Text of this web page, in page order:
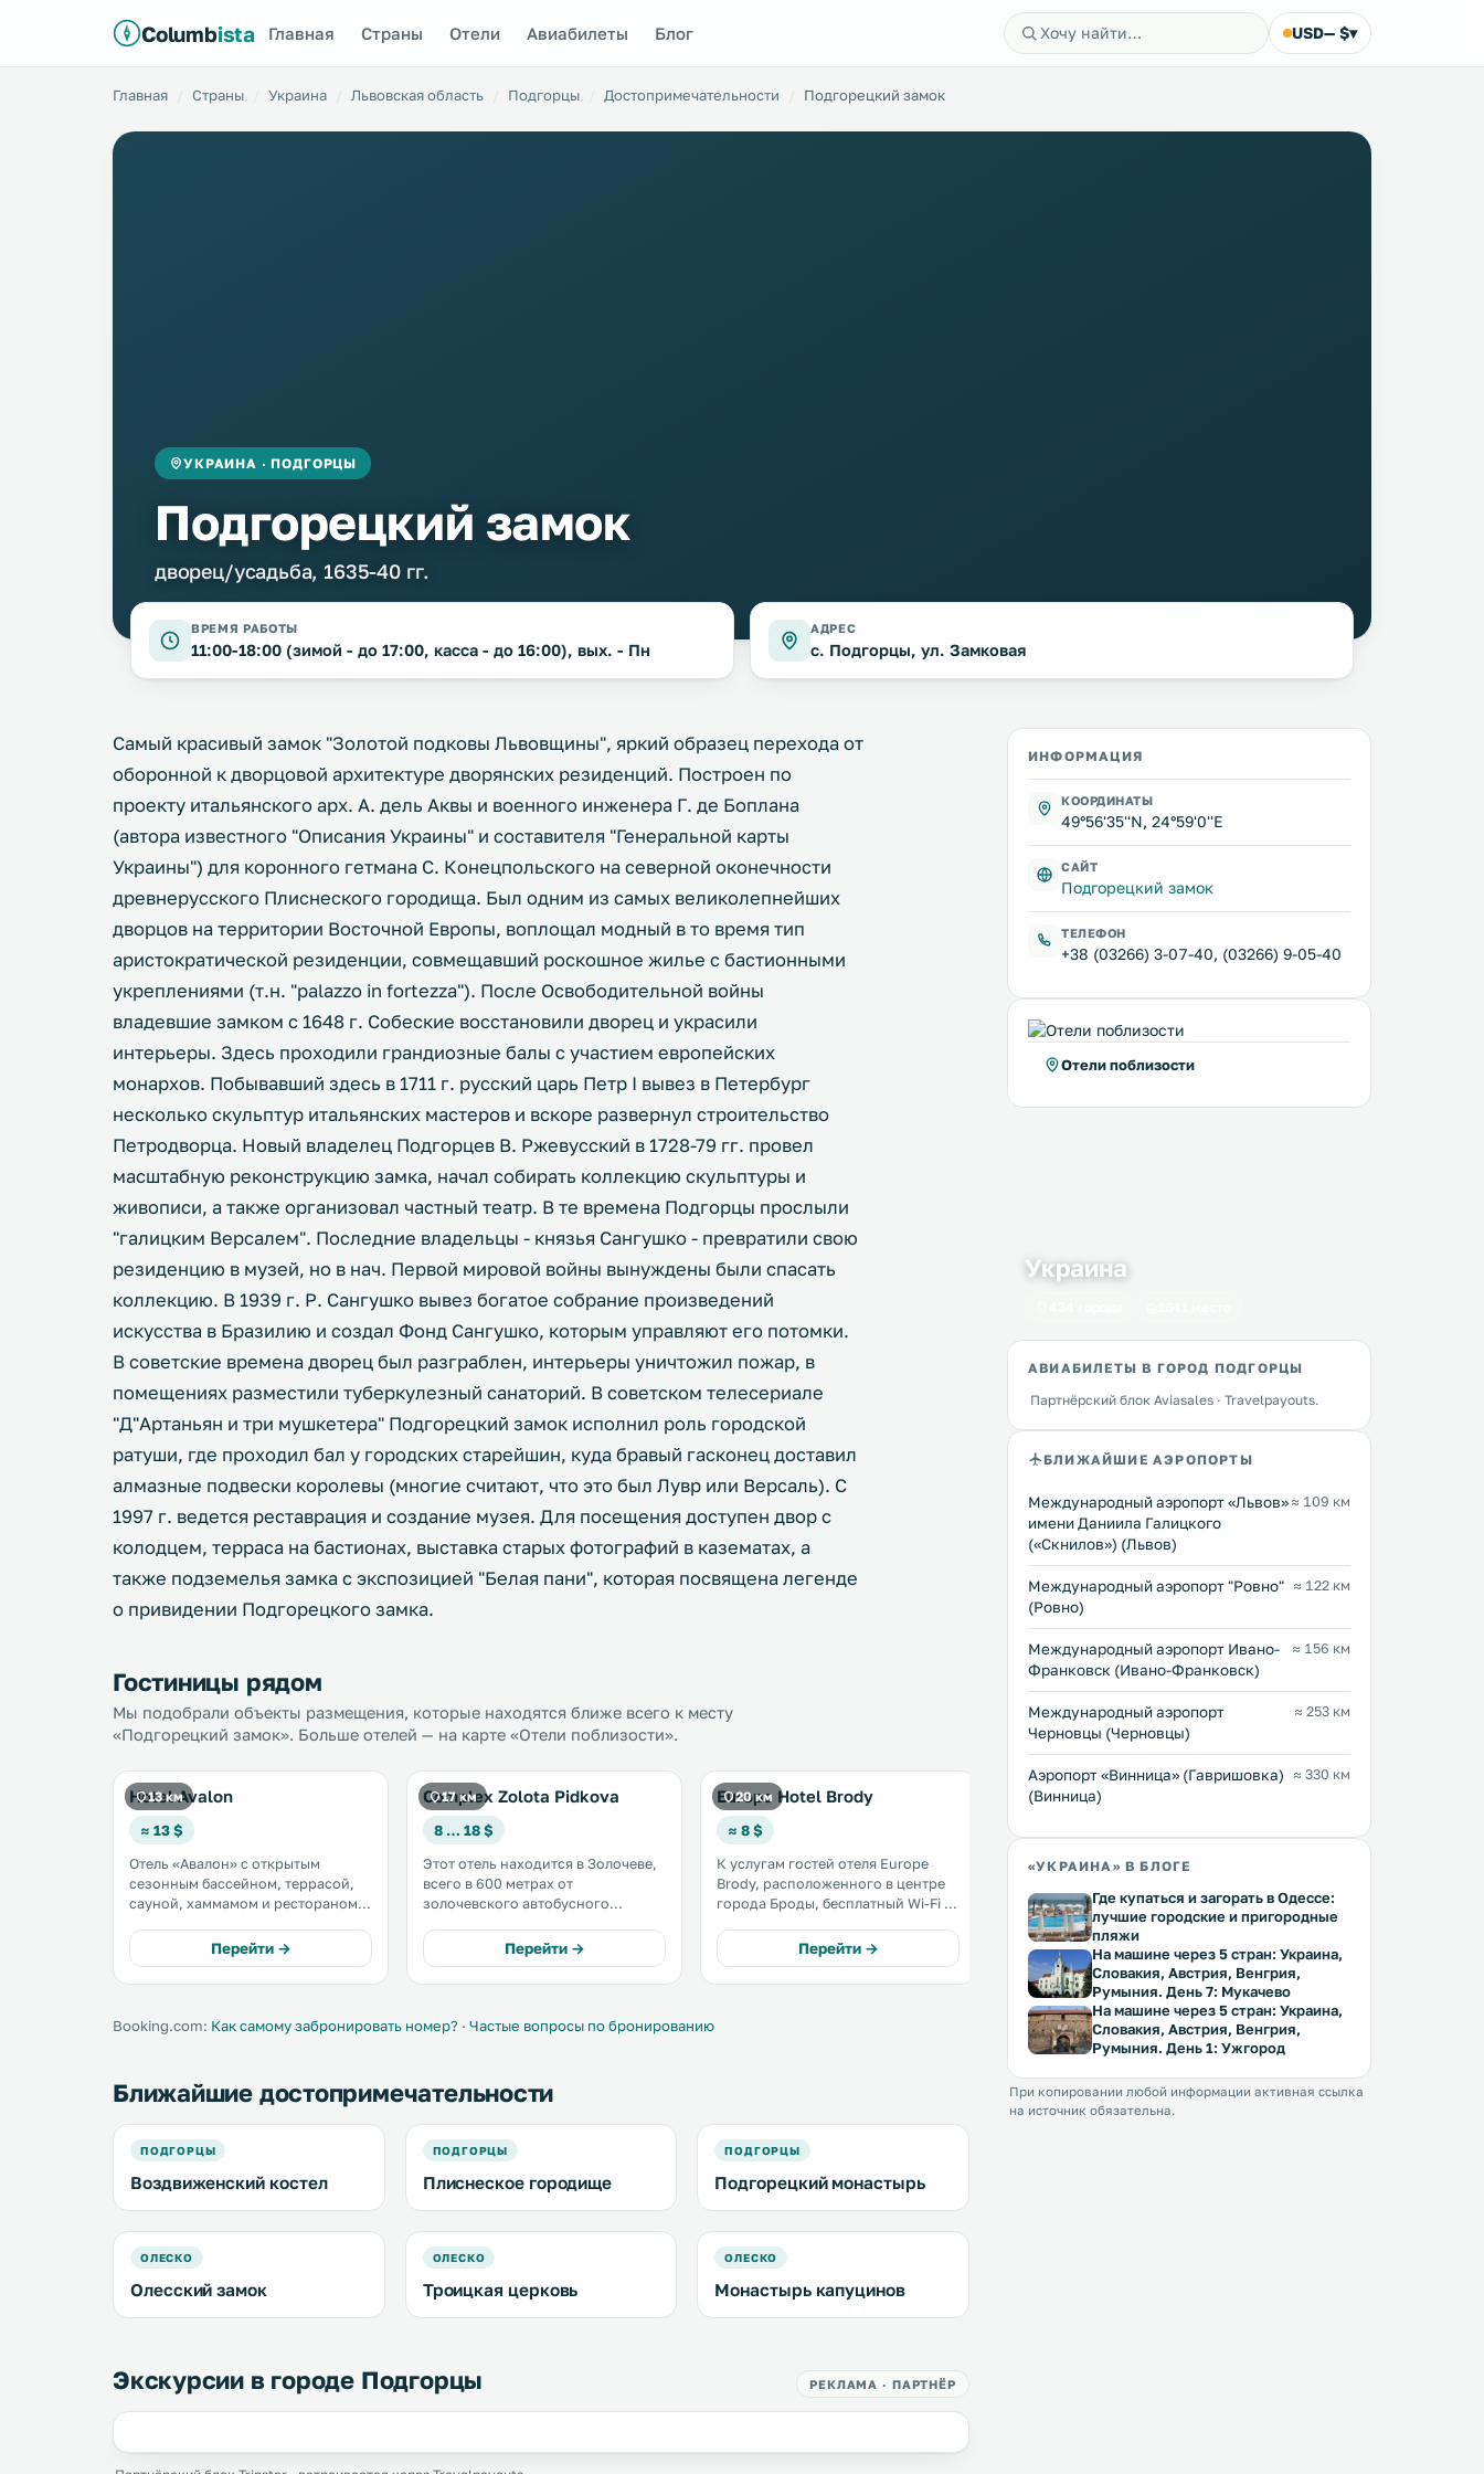
Columbista Главная Страны Отели Авиабилеты Блог USD— $▾
Главная Страны Украина Львовская область Подгорцы Достопримечательности Подгорецкий замок
УКРАИНА · ПОДГОРЦЫ
Подгорецкий замок
дворец/усадьба, 1635-40 гг.
ВРЕМЯ РАБОТЫ
11:00-18:00 (зимой - до 17:00, касса - до 16:00), вых. - Пн
АДРЕС
с. Подгорцы, ул. Замковая
Самый красивый замок "Золотой подковы Львовщины", яркий образец перехода от
оборонной к дворцовой архитектуре дворянских резиденций. Построен по
проекту итальянского арх. А. дель Аквы и военного инженера Г. де Боплана
(автора известного "Описания Украины" и составителя "Генеральной карты
Украины") для коронного гетмана С. Конецпольского на северной оконечности
древнерусского Плиснеского городища. Был одним из самых великолепнейших
дворцов на территории Восточной Европы, воплощал модный в то время тип
аристократической резиденции, совмещавший роскошное жилье с бастионными
укреплениями (т.н. "palazzo in fortezza"). После Освободительной войны
владевшие замком с 1648 г. Собеские восстановили дворец и украсили
интерьеры. Здесь проходили грандиозные балы с участием европейских
монархов. Побывавший здесь в 1711 г. русский царь Петр I вывез в Петербург
несколько скульптур итальянских мастеров и вскоре развернул строительство
Петродворца. Новый владелец Подгорцев В. Ржевусский в 1728-79 гг. провел
масштабную реконструкцию замка, начал собирать коллекцию скульптуры и
живописи, а также организовал частный театр. В те времена Подгорцы прослыли
"галицким Версалем". Последние владельцы - князья Сангушко - превратили свою
резиденцию в музей, но в нач. Первой мировой войны вынуждены были спасать
коллекцию. В 1939 г. Р. Сангушко вывез богатое собрание произведений
искусства в Бразилию и создал Фонд Сангушко, которым управляют его потомки.
В советские времена дворец был разграблен, интерьеры уничтожил пожар, в
помещениях разместили туберкулезный санаторий. В советском телесериале
"Д"Артаньян и три мушкетера" Подгорецкий замок исполнил роль городской
ратуши, где проходил бал у городских старейшин, куда бравый гасконец доставил
алмазные подвески королевы (многие считают, что это был Лувр или Версаль). С
1997 г. ведется реставрация и создание музея. Для посещения доступен двор с
колодцем, терраса на бастионах, выставка старых фотографий в казематах, а
также подземелья замка с экспозицией "Белая пани", которая посвящена легенде
о привидении Подгорецкого замка.
Гостиницы рядом
Мы подобрали объекты размещения, которые находятся ближе всего к месту
«Подгорецкий замок». Больше отелей — на карте «Отели поблизости».
13 км
Hotel Avalon
≈ 13 $
Отель «Авалон» с открытым
сезонным бассейном, террасой,
сауной, хаммамом и рестораном
Львовской области. Все номера
оснащены телевизором с плоским
экраном, а в некоторых есть
Перейти →
17 км
Complex Zolota Pidkova
8 … 18 $
Этот отель находится в Золочеве,
всего в 600 метрах от
золочевского автобусного
бесплатный Wi-Fi, терраса и пункт
проката велосипедов. В
комплексе "Золотая подкова"
оформленные номера и. . . .
Перейти →
20 км
Europe Hotel Brody
≈ 8 $
К услугам гостей отеля Europe
Brody, расположенного в центре
города Броды, бесплатный Wi-Fi и
Построенный в 16-м веке
Бродовский замок находится в 10
минутах ходьбы от отеля. .
Перейти →
28 км
Troyanda
Мини-гостиница «Троянда» с
расположена в городе Радивилов.
К услугам гостей бар. На
территории обустроена
бесплатная частная парковка. В
некоторых номерах имеется
гостиный уголок. .
Перейти →
8 … 10 $
Почаевской лавры —
православного храма на
с бесплатным Wi-Fi. Для гостей
кухонь. .
Booking.com: Как самому забронировать номер? · Частые вопросы по бронированию
Ближайшие достопримечательности
ПОДГОРЦЫ
Воздвиженский костел
ПОДГОРЦЫ
Плиснеское городище
ПОДГОРЦЫ
Подгорецкий монастырь
ОЛЕСКО
Олесский замок
ОЛЕСКО
Троицкая церковь
ОЛЕСКО
Монастырь капуцинов
Экскурсии в городе Подгорцы РЕКЛАМА · ПАРТНЁР
ИНФОРМАЦИЯ
КООРДИНАТЫ
49°56'35''N, 24°59'0''E
САЙТ
Подгорецкий замок
ТЕЛЕФОН
+38 (03266) 3-07-40, (03266) 9-05-40
Отели поблизости
Украина
АВИАБИЛЕТЫ В ГОРОД ПОДГОРЦЫ
Партнёрский блок Aviasales · Travelpayouts.
БЛИЖАЙШИЕ АЭРОПОРТЫ
Междунарoдный аэропорт «Львов»
имени Даниила Галицкого
(«Скнилов») (Львов)
≈ 109 км
Междунарoдный аэропорт "Ровно"
(Ровно)
≈ 122 км
Международный аэропорт Ивано-
Франковск (Ивано-Франковск)
≈ 156 км
Международный аэропорт
Черновцы (Черновцы)
≈ 253 км
Аэропорт «Винница» (Гавришовка)
(Винница)
≈ 330 км
«УКРАИНА» В БЛОГЕ
Где купаться и загорать в Одессе:
лучшие городские и пригородные
пляжи
На машине через 5 стран: Украина,
Словакия, Австрия, Венгрия,
Румыния. День 7: Мукачево
На машине через 5 стран: Украина,
Словакия, Австрия, Венгрия,
Румыния. День 1: Ужгород
При копировании любой информации активная ссылка
на источник обязательна.